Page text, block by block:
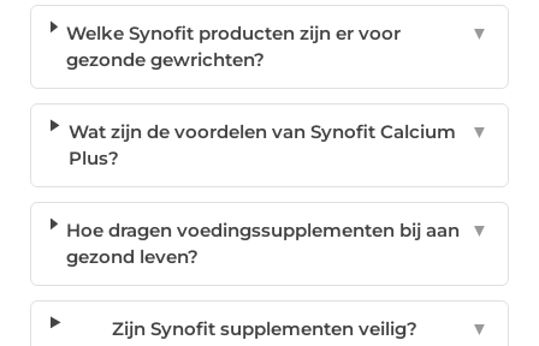
Welke Synofit producten zijn er voor
gezonde gewrichten?
▼
Wat zijn de voordelen van Synofit Calcium
Plus?
▼
Hoe dragen voedingssupplementen bij aan
gezond leven?
▼
Zijn Synofit supplementen veilig? ▼